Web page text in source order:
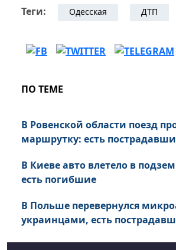
Теги: Одесская ДТП
ПО ТЕМЕ
В Ровенской области поезд
маршрутку: есть
В Киеве авто влетело в
есть погибшие
В Польше перевернулся
украинцами, есть